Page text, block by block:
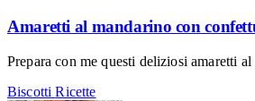
Amaretti al mandarino con
Prepara con me questi deliziosi amaretti
BiscottiRicette